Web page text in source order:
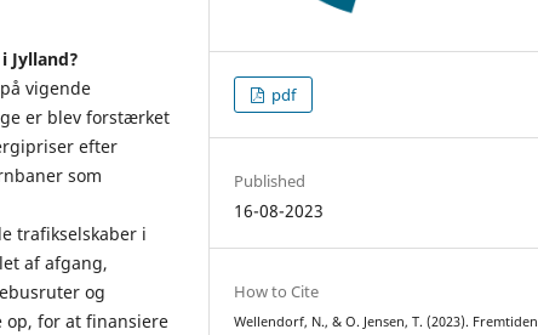
Jylland?
vigende
er blev forstærket
efter
som
trafikselskaber i
af afgang,
og
for at finansiere
pdf
Published
16-08-2023
How to Cite
Wellendorf, N., & O. Jensen, T. (2023). Fremtiden